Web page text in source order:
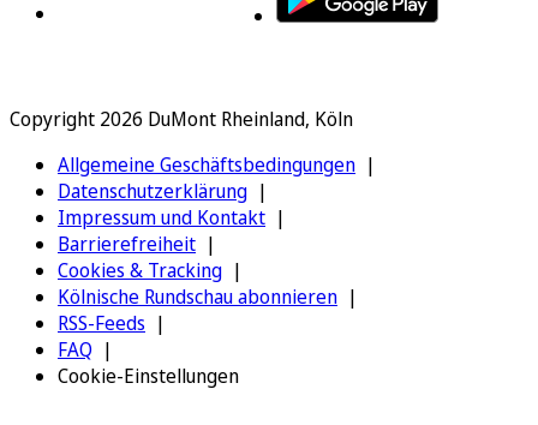
Copyright 2026 DuMont Rheinland, Köln
Allgemeine Geschäftsbedingungen
Datenschutzerklärung
Impressum und Kontakt
Barrierefreiheit
Cookies & Tracking
Kölnische Rundschau abonnieren
RSS-Feeds
FAQ
Cookie-Einstellungen